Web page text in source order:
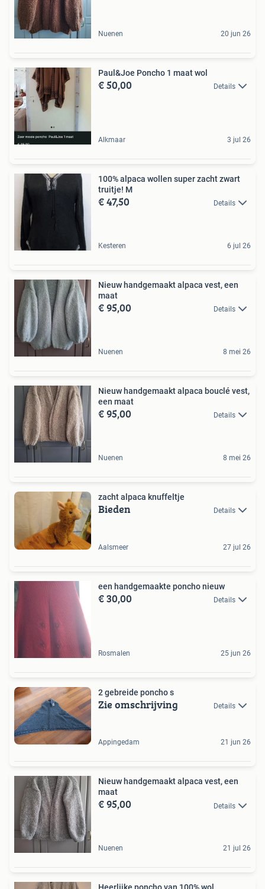
Nuenen 20 jun 26
Paul&Joe Poncho 1 maat wol
€ 50,00 Details
Alkmaar 3 jul 26
100% alpaca wollen super zacht zwart
truitje! M
€ 47,50 Details
Kesteren 6 jul 26
Nieuw handgemaakt alpaca vest, een
maat
€ 95,00 Details
Nuenen 8 mei 26
Nieuw handgemaakt alpaca bouclé vest,
een maat
€ 95,00 Details
Nuenen 8 mei 26
zacht alpaca knuffeltje
Bieden Details
Aalsmeer 27 jul 26
een handgemaakte poncho nieuw
€ 30,00 Details
Rosmalen 25 jun 26
2 gebreide poncho s
Zie omschrijving Details
Appingedam 21 jun 26
Nieuw handgemaakt alpaca vest, een
maat
€ 95,00 Details
Nuenen 21 jul 26